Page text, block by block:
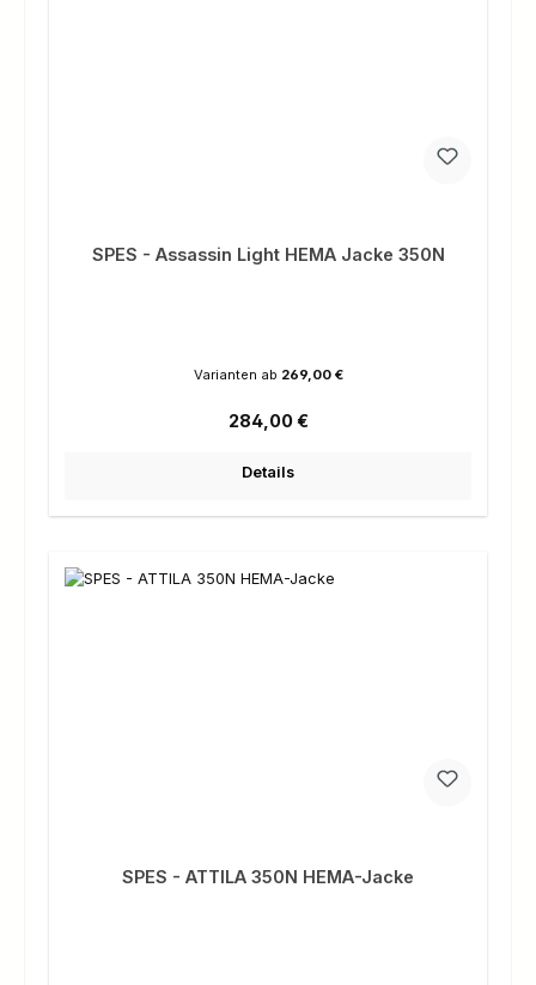
SPES - Assassin Light HEMA Jacke 350N
Varianten ab 269,00 €
Regulärer Preis:
284,00 €
Details
SPES - ATTILA 350N HEMA-Jacke